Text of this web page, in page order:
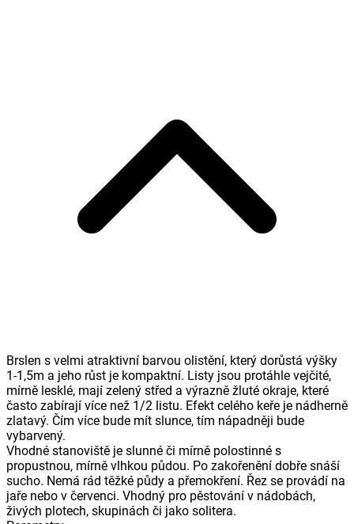
Brslen s velmi atraktivní barvou olistění, který dorůstá výšky
1-1,5m a jeho růst je kompaktní. Listy jsou protáhle vejčité,
mírně lesklé, mají zelený střed a výrazně žluté okraje, které
často zabírají více než 1/2 listu. Efekt celého keře je nádherně
zlatavý. Čím více bude mít slunce, tím nápadněji bude
vybarvený.
Vhodné stanoviště je slunné či mírně polostinné s
propustnou, mírně vlhkou půdou. Po zakořenění dobře snáší
sucho. Nemá rád těžké půdy a přemokření. Řez se provádí na
jaře nebo v červenci. Vhodný pro pěstování v nádobách,
živých plotech, skupinách či jako solitera.